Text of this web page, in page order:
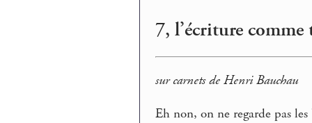
7, l’écriture
sur carnets de Henri Bauchau
Eh non, on ne regarde pas